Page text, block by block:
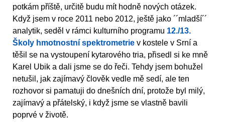
potkám příště, určitě budu mít hodně nových otázek.
Když jsem v roce 2011 nebo 2012, ještě jako ´´mladší´´
analytik, seděl v rámci kulturního programu 12./13.
Školy hmotnostní spektrometrie v kostele v Srní a
těšil se na vystoupení kytarového tria, přisedl si ke mně
Karel Ubik a dali jsme se do řeči. Tehdy jsem bohužel
netušil, jak zajímavý člověk vedle mě sedí, ale ten
rozhovor si pamatuji do dnešních dní, protože byl milý,
zajímavý a přátelský, i když jsme se vlastně bavili
poprvé v životě.